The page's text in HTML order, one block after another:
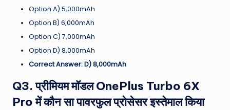
Option A) 5,000mAh
Option B) 6,000mAh
Option C) 7,000mAh
Option D) 8,000mAh
Correct Answer: D) 8,000mAh
Q3. प्रीमियम मॉडल OnePlus Turbo 6X
Pro में कौन सा पावरफुल प्रोसेसर इस्तेमाल किया